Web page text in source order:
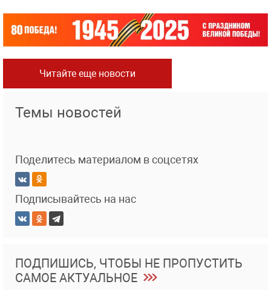
Читайте еще новости
Темы новостей
Поделитесь материалом в соцсетях
Подписывайтесь на нас
ПОДПИШИСЬ, ЧТОБЫ НЕ ПРОПУСТИТЬ
САМОЕ АКТУАЛЬНОЕ